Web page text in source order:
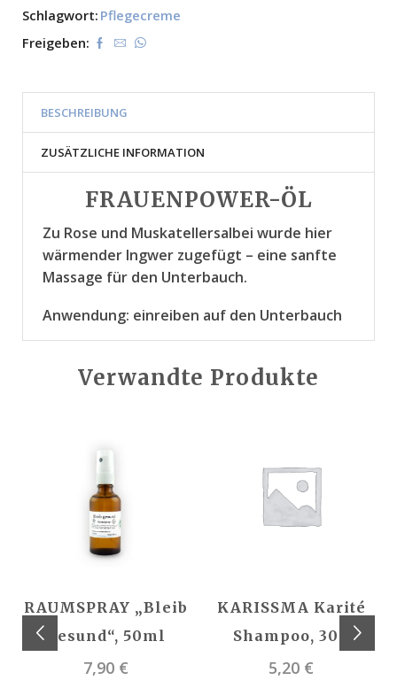
Schlagwort: Pflegecreme
Freigeben:
BESCHREIBUNG
ZUSÄTZLICHE INFORMATION
FRAUENPOWER-ÖL
Zu Rose und Muskatellersalbei wurde hier
wärmender Ingwer zugefügt – eine sanfte
Massage für den Unterbauch.
Anwendung: einreiben auf den Unterbauch
Verwandte Produkte
RAUMSPRAY „Bleib
gesund“, 50ml
7,90 €
KARISSMA Karité
Shampoo, 30g
5,20 €